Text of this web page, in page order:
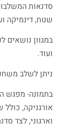
סדנאות
שטח, דינמיקה
במגוון נושאים
ועוד.
ניתן לשלב
בתמונה- מפגש
אורגניקה,
וארגוני, לצד